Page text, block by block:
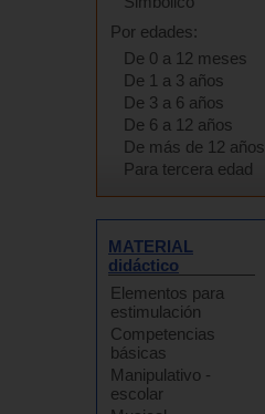
Por edades:
De 0 a 12 meses
De 1 a 3 años
De 3 a 6 años
De 6 a 12 años
De más de 12 años
Para tercera edad
MATERIAL
didáctico
Elementos para
estimulación
Competencias
básicas
Manipulativo -
escolar